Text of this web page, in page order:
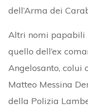
dell’Arma dei
Altri nomi papabili
quello dell’ex
Angelosanto, colui
Matteo Messina
della Polizia